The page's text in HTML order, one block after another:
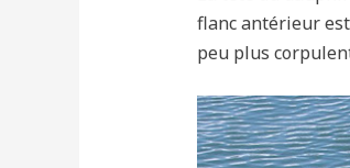
flanc antérieur
peu plus